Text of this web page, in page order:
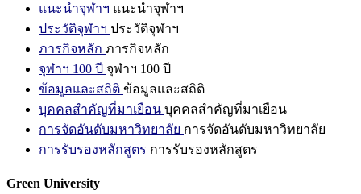
แนะนำจุฬาฯ แนะนำจุฬาฯ
ประวัติจุฬาฯ ประวัติจุฬาฯ
ภารกิจหลัก ภารกิจหลัก
จุฬาฯ 100 ปี จุฬาฯ 100 ปี
ข้อมูลและสถิติ ข้อมูลและสถิติ
บุคคลสำคัญที่มาเยือน บุคคลสำคัญที่มาเยือน
การจัดอันดับมหาวิทยาลัย การจัดอันดับมหาวิทยาลัย
การรับรองหลักสูตร การรับรองหลักสูตร
Green University